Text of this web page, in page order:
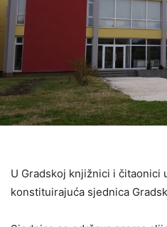
U Gradskoj knjižnici i čitaonici
konstituirajuća sjednica